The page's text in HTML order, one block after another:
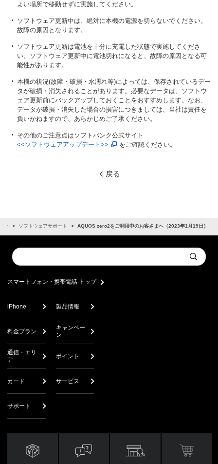
よい場所で移動せずに実施してください。
ソフトウェア更新中は、絶対に本機の電源を切らないでください。
故障の原因となります。
ソフトウェア更新は電池を十分に充電した状態で実施してくださ
い。ソフトウェア更新中に電池切れになると、故障の原因となる可
能性があります。
本機の状況(故障・破損・水濡れ等)によっては、保存されているデー
タが破損・消失されることがあります。必要なデータは、ソフトウ
ェア更新前にバックアップしておくことをおすすめします。なお、
データが破損・消失した場合の損害につきましては、当社は責任を
負いかねますので、あらかじめご了承ください。
その他のご注意点はソフトバンク公式サイト
<<ソフトウェアアップデート>>
をご確認ください。
戻る
せ ソフトウェアサポート AQUOS zero2をご利用中のお客さまへ（2023年1月19日）
Conduct
a
Submit
スマートフォン・携帯電話 トップ
iPhone 製品情報
料金プラン
キャンペー
ン
通信・エリ
ア
ポイント
カード サービス
サポート